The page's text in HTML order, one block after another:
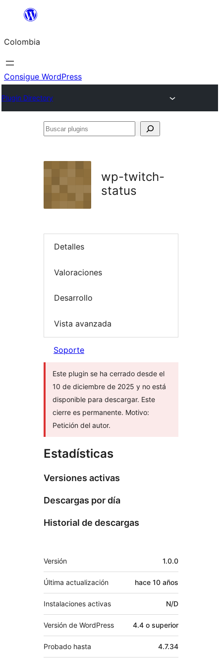
Saltar
contenido
Colombia
Consigue WordPress
Plugin Directory
Buscar
wp-twitch-
status
Detalles
Valoraciones
Desarrollo
Vista avanzada
Soporte
Este plugin se ha cerrado desde el
10 de diciembre de 2025 y no está
disponible para descargar. Este
cierre es permanente. Motivo:
Petición del autor.
Estadísticas
Versiones activas
Descargas por día
Historial de descargas
Meta
Versión 1.0.0
Última actualización hace 10 años
Instalaciones activas N/D
Versión de WordPress 4.4 o superior
Probado hasta 4.7.34